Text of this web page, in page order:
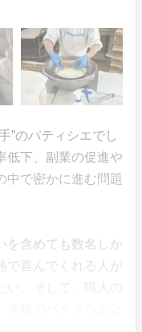
”のパティシエでし
低下、副業の促進や
中で密かに進む問題
を含めても数名しか
で喜んでくれる人が